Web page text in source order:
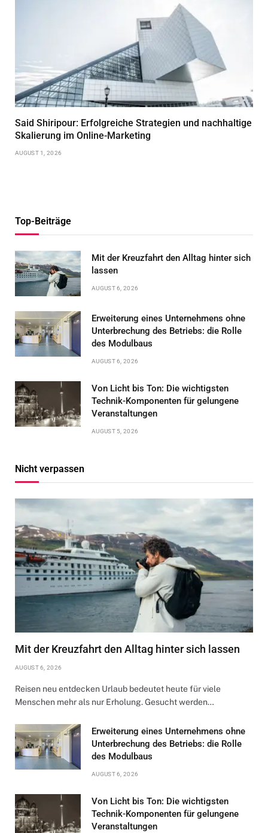
Said Shiripour: Erfolgreiche Strategien und nachhaltige
Skalierung im Online-Marketing
AUGUST 1, 2026
Top-Beiträge
Mit der Kreuzfahrt den Alltag hinter sich
lassen
AUGUST 6, 2026
Erweiterung eines Unternehmens ohne
Unterbrechung des Betriebs: die Rolle
des Modulbaus
AUGUST 6, 2026
Von Licht bis Ton: Die wichtigsten
Technik-Komponenten für gelungene
Veranstaltungen
AUGUST 5, 2026
Nicht verpassen
Mit der Kreuzfahrt den Alltag hinter sich lassen
AUGUST 6, 2026
Reisen neu entdecken Urlaub bedeutet heute für viele
Menschen mehr als nur Erholung. Gesucht werden…
Erweiterung eines Unternehmens ohne
Unterbrechung des Betriebs: die Rolle
des Modulbaus
AUGUST 6, 2026
Von Licht bis Ton: Die wichtigsten
Technik-Komponenten für gelungene
Veranstaltungen